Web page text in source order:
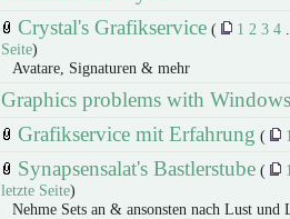
Crystal's Grafikservice ( 1 2 3 4
Seite)
Avatare, Signaturen & mehr
Graphics problems with
Grafikservice mit Erfahrung (
Synapsensalat's Bastlerstube (
letzte Seite)
Nehme Sets an & ansonsten nach Lust und